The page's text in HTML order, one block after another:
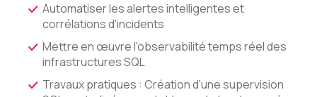
Automatiser les alertes intelligentes et
corrélations d'incidents
Mettre en œuvre l'observabilité temps réel des
infrastructures SQL
Travaux pratiques : Création d'une supervision